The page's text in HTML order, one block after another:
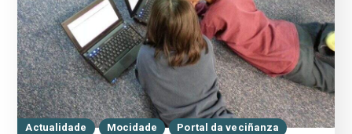
Actualidade Mocidade Portal da veciñanza